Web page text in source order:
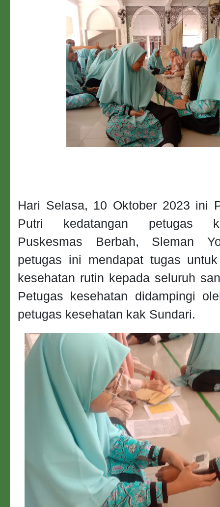
Hari Selasa, 10 Oktober 2023 ini
Putri kedatangan petugas
Puskesmas Berbah, Sleman
petugas ini mendapat tugas
kesehatan rutin kepada seluruh
Petugas kesehatan didampingi
petugas kesehatan kak Sundari.